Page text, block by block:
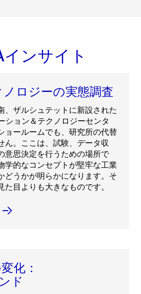
インサイト
ロジーの実態調査
、ザルシュテットに新設された
ション＆テクノロジーセンタ
ョールームでも、研究所の代替
ん。ここは、試験、データ収
意思決定を行うための場所で
学的なコンセプトが堅牢な工業
どうかが明らかになります。そ
た目よりも大きなものです。
化：
ド